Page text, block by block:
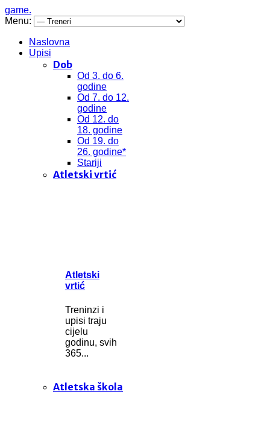
game.
Menu:
Naslovna
Upisi
Dob
Od 3. do 6.
godine
Od 7. do 12.
godine
Od 12. do
18. godine
Od 19. do
26. godine*
Stariji
Atletski vrtić
Atletski
vrtić
Treninzi i
upisi traju
cijelu
godinu, svih
365...
Atletska škola